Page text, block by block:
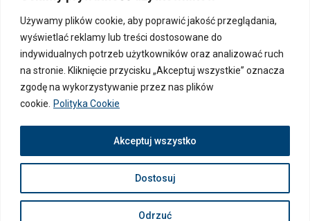
Używamy plików cookie, aby poprawić jakość przeglądania,
wyświetlać reklamy lub treści dostosowane do
indywidualnych potrzeb użytkowników oraz analizować ruch
na stronie. Kliknięcie przycisku „Akceptuj wszystkie” oznacza
zgodę na wykorzystywanie przez nas plików
cookie. Polityka Cookie
Dostosuj
Odrzuć
Akceptuj wszystko